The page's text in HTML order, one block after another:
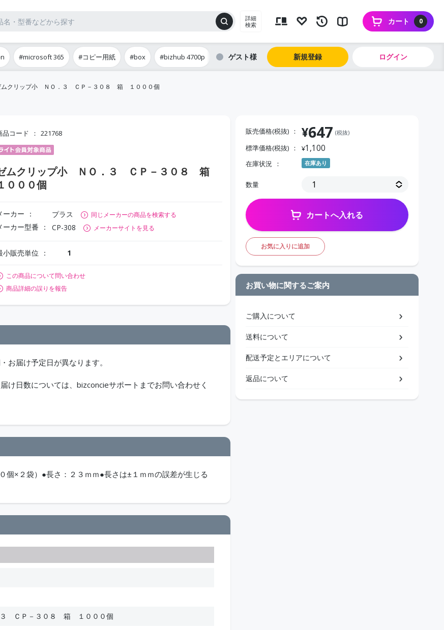
詳細
検索
0
カート
#microsoft 365 #コピー用紙 #box #bizhub 4700p ゲスト 新規登録 ログイン
ムクリップ小 ＮＯ．３ ＣＰ－３０８ 箱 １０００個
品コード 221768
ムクリップ小 ＮＯ．３ ＣＰ－３０８ 箱
０００個
ーカー プラス 同じメーカーの商品を検索する
ーカー型番 CP-308 メーカーサイトを見る
小販売単位 1
この商品について問い合わせ
商品詳細の誤りを報告
届け予定日が異なります。
日数については、bizconcieサポートまでお問い合わせく
個×２袋）●長さ：２３ｍｍ●長さは±１ｍｍの誤差が生じる
ＣＰ－３０８ 箱 １０００個
販売価格(税抜) ¥647 (税抜)
標準価格(税抜) ¥1,100
在庫状況 在庫あり
数量
カートへ入れる
お気に入りに追加
お買い物に関するご案内
ご購入について
送料について
配送予定とエリアについて
返品について